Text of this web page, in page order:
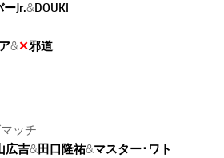
Jr.&DOUKI
&✕邪道
ッチ
広吉&田口隆祐&マスター･ワト